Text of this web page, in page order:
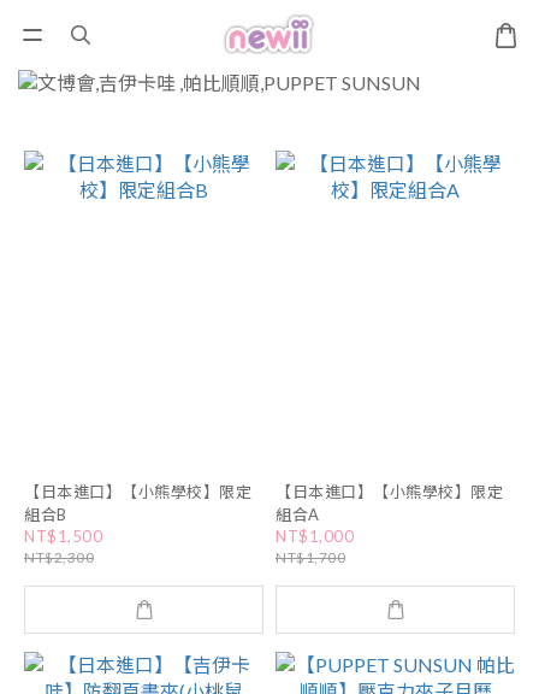
【日本進口】【小熊學校】限定
組合B
NT$1,500
NT$2,300
【日本進口】【小熊學校】限定
組合A
NT$1,000
NT$1,700